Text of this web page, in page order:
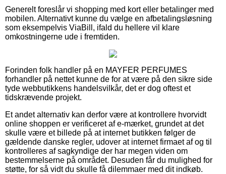
Generelt foreslår vi shopping med kort eller betalinger med
mobilen. Alternativt kunne du vælge en afbetalingsløsning
som eksempelvis ViaBill, ifald du hellere vil klare
omkostningerne ude i fremtiden.
Forinden folk handler på en MAYFER PERFUMES
forhandler på nettet kunne de for at være på den sikre side
tyde webbutikkens handelsvilkår, det er dog oftest et
tidskrævende projekt.
Et andet alternativ kan derfor være at kontrollere hvorvidt
online shoppen er verificeret af e-mærket, grundet at det
skulle være et billede på at internet butikken følger de
gældende danske regler, udover at internet firmaet af og til
kontrolleres af sagkyndige der har megen viden om
bestemmelserne på området. Desuden får du mulighed for
støtte, for så vidt du skulle få dilemmaer med dit indkøb.